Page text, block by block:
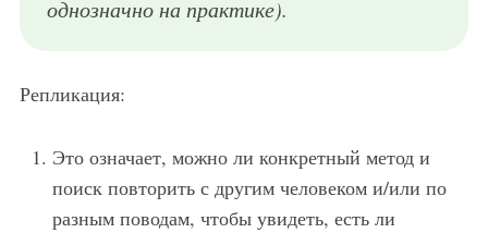
однозначно на практике).
Репликация:
Это означает, можно ли конкретный метод и
поиск повторить с другим человеком и/или по
разным поводам, чтобы увидеть, есть ли